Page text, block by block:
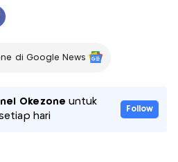
di Google News
Okezone untuk
hari
Follow